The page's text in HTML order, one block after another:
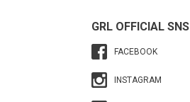
GRL OFFICIAL SNS
FACEBOOK
INSTAGRAM